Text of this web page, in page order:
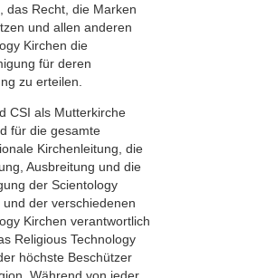
das Recht, die Marken
und allen anderen
Kirchen die
für deren
zu erteilen.
CSI als Mutterkirche
für die gesamte
Kirchenleitung, die
Ausbreitung und die
der Scientology
und der verschiedenen
Kirchen verantwortlich
Religious Technology
höchste Beschützer